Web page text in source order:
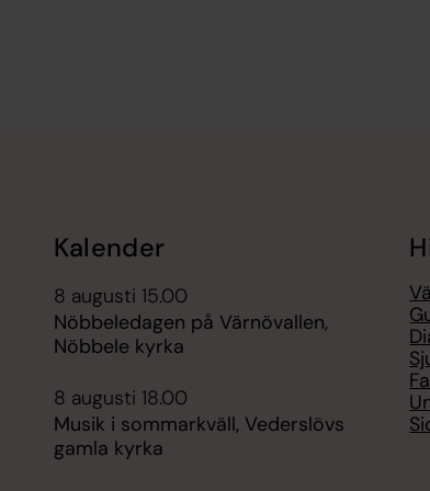
Kalender
8 augusti 15.00
Nöbbeledagen på Värnövallen,
Nöbbele kyrka
8 augusti 18.00
Musik i sommarkväll, Vederslövs
gamla kyrka